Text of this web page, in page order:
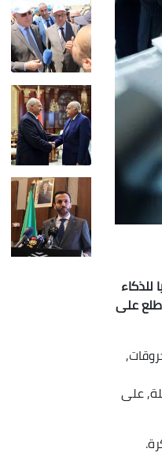
للذكاء
على
على